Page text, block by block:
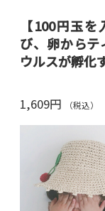
【100円玉
び、卵からテ
ウルスが孵化
を孵化させる絶
少しずつ恐竜が卵
て出てきます。
卵の殻は素材研
を費やした特殊素
1,609円 （税込）